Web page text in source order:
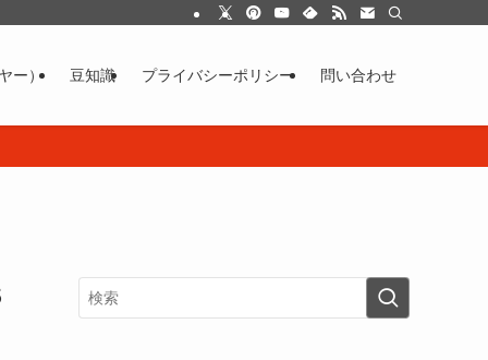
ー） 豆知識 プライバシーポリシー 問い合わせ